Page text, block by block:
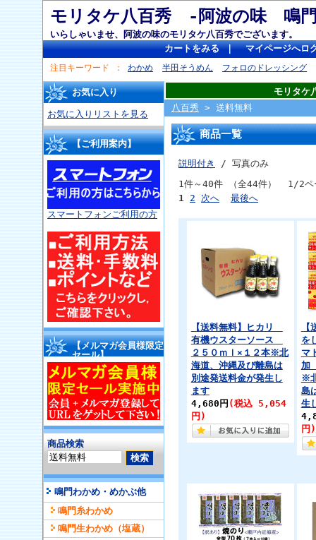
モリタケ八百秀 -阿波の味
いらしゃいませ、阿波の味のモリタケ八百秀でございます。
カートをみる｜ マイページへロ
注目キーワード わかめ 半田そうめん フォロのドレッシング
お気に入り
お気に入りリストを見る
【ご利用案内】
スマートフォンご利用の方
【メルマガ会員様限定
セール】
商品検索
鳴門わかめ・めかぶ他
鳴門糸わかめ
鳴門生わかめ（塩蔵）
モリタケ
八百秀 > 送料無料
商品一覧
説明付き
/ 写真のみ
1件～40件 （全44件） 1/2ペ
1 2 次へ 最後へ
【送料無料】ヒカリ
有機ウスターソース
２５０ｍｌ×１２本※北
海道、沖縄及び離島は
別途発送料金が発生し
ます
4,680円 (税込 5,054
円)
を
マ
加
※
島
生
円)